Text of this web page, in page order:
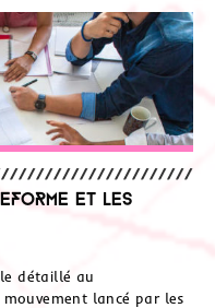
et les
détaillé au
lancé par les